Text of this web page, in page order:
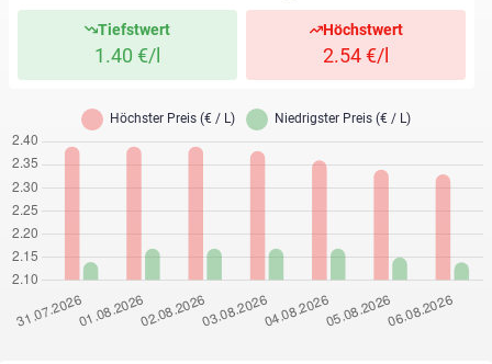
Tiefstwert
1.40 €/l
Höchstwert
2.54 €/l